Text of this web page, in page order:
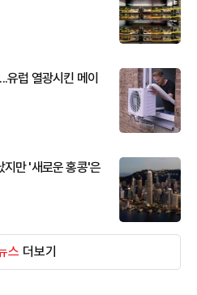
유럽 열광시킨 메이
지만 '새로운 홍콩'은
스 더보기